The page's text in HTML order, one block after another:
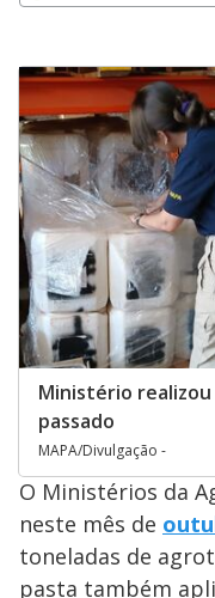
Ministério
passado
MAPA/Divulgação -
O Ministérios da
neste mês de
toneladas de
pasta também